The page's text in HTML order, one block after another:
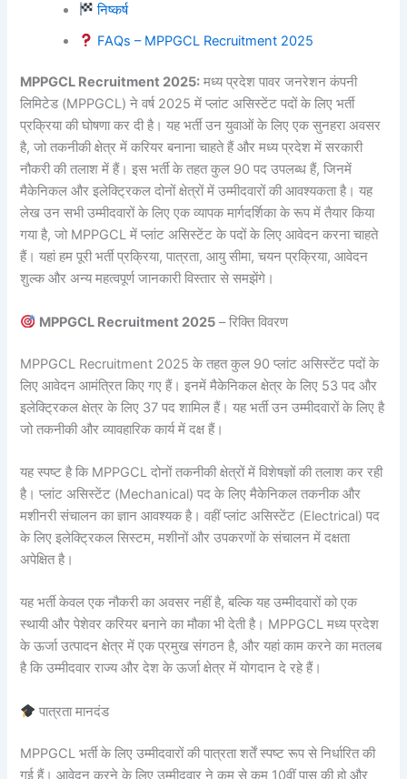
निष्कर्ष
FAQs – MPPGCL Recruitment 2025
MPPGCL Recruitment 2025: मध्य प्रदेश पावर जनरेशन कंपनी
लिमिटेड (MPPGCL) ने वर्ष 2025 में प्लांट असिस्टेंट पदों के लिए भर्ती
प्रक्रिया की घोषणा कर दी है। यह भर्ती उन युवाओं के लिए एक सुनहरा अवसर
है, जो तकनीकी क्षेत्र में करियर बनाना चाहते हैं और मध्य प्रदेश में सरकारी
नौकरी की तलाश में हैं। इस भर्ती के तहत कुल 90 पद उपलब्ध हैं, जिनमें
मैकेनिकल और इलेक्ट्रिकल दोनों क्षेत्रों में उम्मीदवारों की आवश्यकता है। यह
लेख उन सभी उम्मीदवारों के लिए एक व्यापक मार्गदर्शिका के रूप में तैयार किया
गया है, जो MPPGCL में प्लांट असिस्टेंट के पदों के लिए आवेदन करना चाहते
हैं। यहां हम पूरी भर्ती प्रक्रिया, पात्रता, आयु सीमा, चयन प्रक्रिया, आवेदन
शुल्क और अन्य महत्वपूर्ण जानकारी विस्तार से समझेंगे।
MPPGCL Recruitment 2025 – रिक्ति विवरण
MPPGCL Recruitment 2025 के तहत कुल 90 प्लांट असिस्टेंट पदों के
लिए आवेदन आमंत्रित किए गए हैं। इनमें मैकेनिकल क्षेत्र के लिए 53 पद और
इलेक्ट्रिकल क्षेत्र के लिए 37 पद शामिल हैं। यह भर्ती उन उम्मीदवारों के लिए है
जो तकनीकी और व्यावहारिक कार्य में दक्ष हैं।
यह स्पष्ट है कि MPPGCL दोनों तकनीकी क्षेत्रों में विशेषज्ञों की तलाश कर रही
है। प्लांट असिस्टेंट (Mechanical) पद के लिए मैकेनिकल तकनीक और
मशीनरी संचालन का ज्ञान आवश्यक है। वहीं प्लांट असिस्टेंट (Electrical) पद
के लिए इलेक्ट्रिकल सिस्टम, मशीनों और उपकरणों के संचालन में दक्षता
अपेक्षित है।
यह भर्ती केवल एक नौकरी का अवसर नहीं है, बल्कि यह उम्मीदवारों को एक
स्थायी और पेशेवर करियर बनाने का मौका भी देती है। MPPGCL मध्य प्रदेश
के ऊर्जा उत्पादन क्षेत्र में एक प्रमुख संगठन है, और यहां काम करने का मतलब
है कि उम्मीदवार राज्य और देश के ऊर्जा क्षेत्र में योगदान दे रहे हैं।
पात्रता मानदंड
MPPGCL भर्ती के लिए उम्मीदवारों की पात्रता शर्तें स्पष्ट रूप से निर्धारित की
गई हैं। आवेदन करने के लिए उम्मीदवार ने कम से कम 10वीं पास की हो और